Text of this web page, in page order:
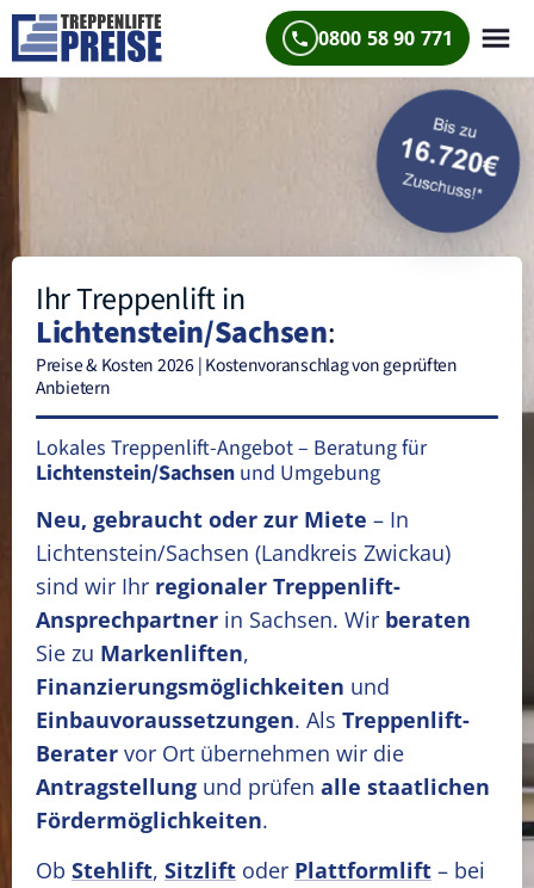
0800 58 90 771
Ihr Treppenlift in
Lichtenstein/Sachsen:
Preise & Kosten 2026 | Kostenvoranschlag von geprüften
Anbietern
Lokales Treppenlift-Angebot – Beratung für
Lichtenstein/Sachsen und Umgebung
Neu, gebraucht oder zur Miete – In
Lichtenstein/Sachsen (Landkreis Zwickau)
sind wir Ihr regionaler Treppenlift-
Ansprechpartner in Sachsen. Wir beraten
Sie zu Markenliften,
Finanzierungsmöglichkeiten und
Einbauvoraussetzungen. Als Treppenlift-
Berater vor Ort übernehmen wir die
Antragstellung und prüfen alle staatlichen
Fördermöglichkeiten.
Ob Stehlift, Sitzlift oder Plattformlift – bei